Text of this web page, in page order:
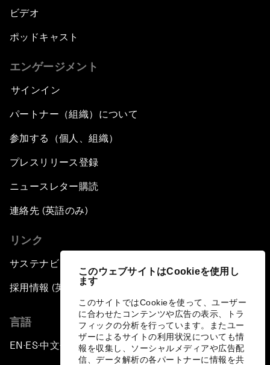
このウェブサイトはCookieを使用し
ます
このサイトではCookieを使って、ユーザー
に合わせたコンテンツや広告の表示、トラ
フィックの分析を行っています。またユー
ザーによるサイトの利用状況についても情
報を収集し、ソーシャルメディアや広告配
信、データ解析の各パートナーに情報を共
ビデオ
ポッドキャスト
エンゲージメント
サインイン
パートナー（組織）について
参加する（個人、組織）
プレスリリース登録
ニュースレター購読
連絡先 (英語のみ)
リンク
サステナビリティへの取り組み
採用情報 (英語のみ)
言語
EN ▪ES▪中文▪ 日本語